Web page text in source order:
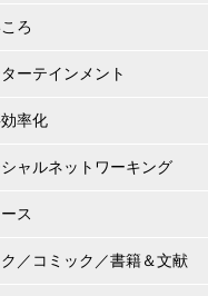
ろ
ーテインメント
率化
ャルネットワーキング
ス
／コミック／書籍＆文献